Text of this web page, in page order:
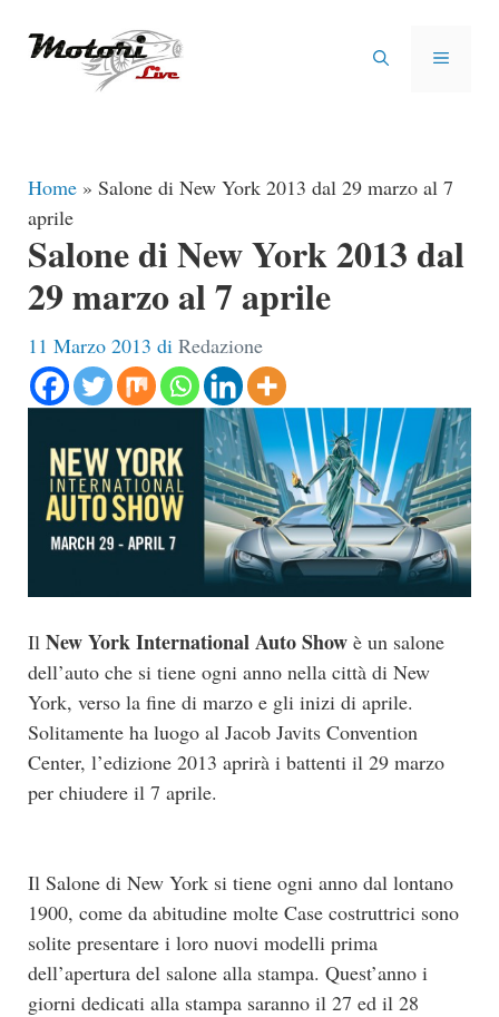
MENU
Home » Salone di New York 2013 dal 29 marzo al 7
aprile
Salone di New York 2013 dal
29 marzo al 7 aprile
11 Marzo 2013 di Redazione
Il New York International Auto Show è un salone
dell’auto che si tiene ogni anno nella città di New
York, verso la fine di marzo e gli inizi di aprile.
Solitamente ha luogo al Jacob Javits Convention
Center, l’edizione 2013 aprirà i battenti il 29 marzo
per chiudere il 7 aprile.
Il Salone di New York si tiene ogni anno dal lontano
1900, come da abitudine molte Case costruttrici sono
solite presentare i loro nuovi modelli prima
dell’apertura del salone alla stampa. Quest’anno i
giorni dedicati alla stampa saranno il 27 ed il 28